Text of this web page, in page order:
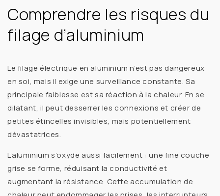
Comprendre les risques du
filage d’aluminium
Le filage électrique en aluminium n’est pas dangereux
en soi, mais il exige une surveillance constante. Sa
principale faiblesse est sa réaction à la chaleur. En se
dilatant, il peut desserrer les connexions et créer de
petites étincelles invisibles, mais potentiellement
dévastatrices.
L’aluminium s’oxyde aussi facilement : une fine couche
grise se forme, réduisant la conductivité et
augmentant la résistance. Cette accumulation de